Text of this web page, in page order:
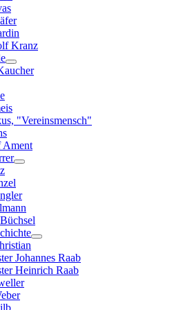
Kranz
"Vereinsmensch"
Ament
Johannes Raab
Heinrich Raab